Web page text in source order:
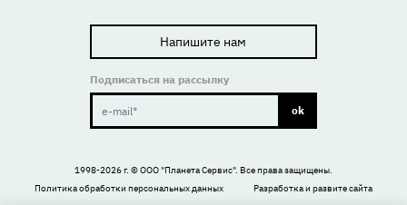
Напишите нам
Подписаться на рассылку
ok
1998-2026 г. ©ООО "Планета Сервис". Все права защищены.
Политика обработки персональных данных
Разработка и развите сайта